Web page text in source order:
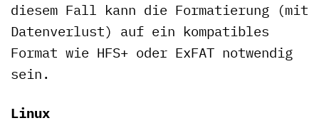
diesem Fall kann die Formatierung (mit
Datenverlust) auf ein kompatibles
Format wie HFS+ oder ExFAT notwendig
sein.
Linux